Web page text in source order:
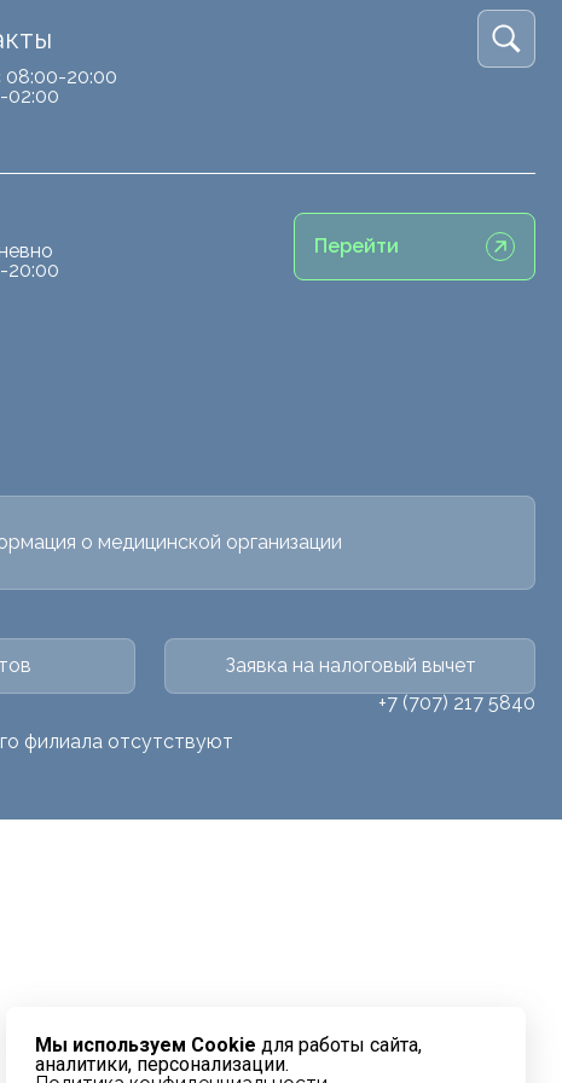
08:00-20:00
02:00
20:00
Перейти
Мы используем Cookie для работы сайта,
аналитики, персонализации.
о медицинской организации
Заявка на налоговый вычет
филиала отсутствуют
+7 (707) 217 5840